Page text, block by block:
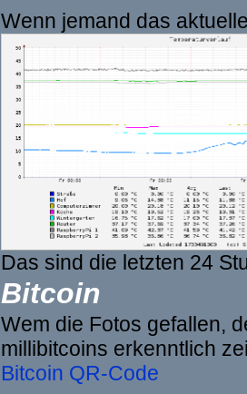
Wenn jemand das
Das sind die letzten 24
Bitcoin
Wem die Fotos gefallen,
millibitcoins erkenntlich
Bitcoin QR-Code